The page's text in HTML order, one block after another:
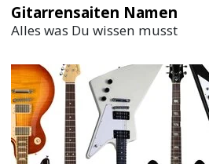
Gitarrensaiten Namen
Alles was Du wissen musst